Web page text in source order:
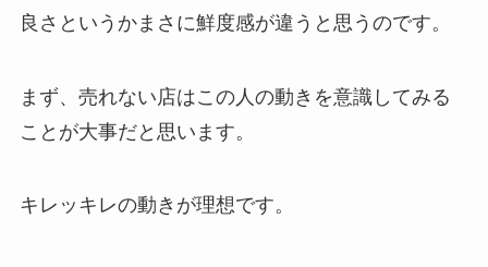
良さというかまさに鮮度感が違うと思うのです。
まず、売れない店はこの人の動きを意識してみる
ことが大事だと思います。
キレッキレの動きが理想です。